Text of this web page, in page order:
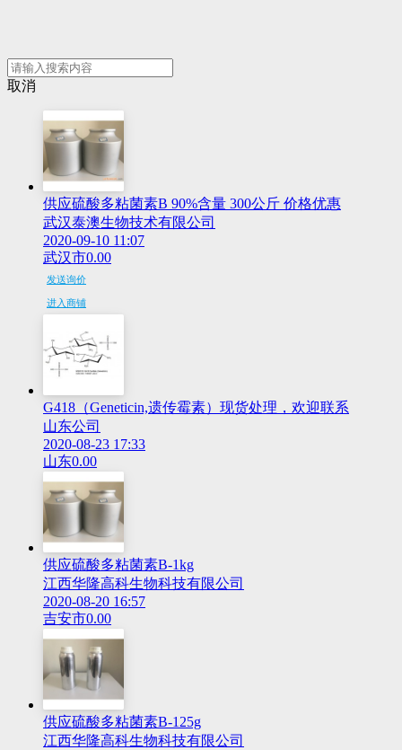
取消
供应硫酸多粘菌素B 90%含量 300公斤 价格优惠
武汉泰澳生物技术有限公司
2020-09-10 11:07
武汉市0.00
发送询价
进入商铺
G418（Geneticin,遗传霉素）现货处理，欢迎联系
山东公司
2020-08-23 17:33
山东0.00
供应硫酸多粘菌素B-1kg
江西华隆高科生物科技有限公司
2020-08-20 16:57
吉安市0.00
供应硫酸多粘菌素B-125g
江西华隆高科生物科技有限公司